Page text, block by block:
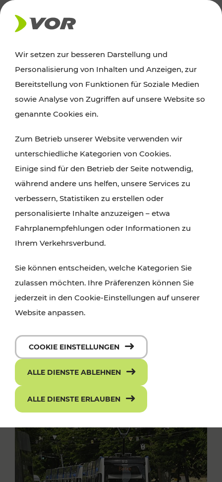
AKTUELLES
News
Alle wichtigen Meldungen zu Fahrplanänderungen,
finden Sie hier im Überblick.
Wir setzen zur besseren Darstellung und
Personalisierung von Inhalten und Anzeigen, zur
Bereitstellung von Funktionen für Soziale Medien
sowie Analyse von Zugriffen auf unsere Website so
genannte Cookies ein.
Zum Betrieb unserer Website verwenden wir
unterschiedliche Kategorien von Cookies.
Einige sind für den Betrieb der Seite notwendig,
während andere uns helfen, unsere Services zu
verbessern, Statistiken zu erstellen oder
personalisierte Inhalte anzuzeigen – etwa
Fahrplanempfehlungen oder Informationen zu
Ihrem Verkehrsverbund.
Sie können entscheiden, welche Kategorien Sie
zulassen möchten. Ihre Präferenzen können Sie
jederzeit in den Cookie-Einstellungen auf unserer
Website anpassen.
COOKIE EINSTELLUNGEN
ALLE DIENSTE ABLEHNEN
ALLE DIENSTE ERLAUBEN